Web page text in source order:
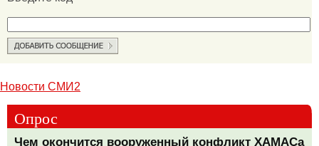
Новости СМИ2
Опрос
Чем окончится вооруженный конфликт ХАМАСа